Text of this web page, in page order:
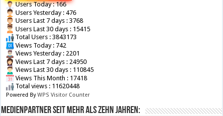
Users Today : 166
Users Yesterday : 476
Users Last 7 days : 3768
Users Last 30 days : 15415
Total Users : 3843173
Views Today : 742
Views Yesterday : 2201
Views Last 7 days : 24950
Views Last 30 days : 110845
Views This Month : 17418
Total views : 11620448
Powered ByWPS Visitor Counter
Medienpartner seit mehr als zehn Jahren: